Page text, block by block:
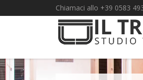
Chiamaci allo +39 0583